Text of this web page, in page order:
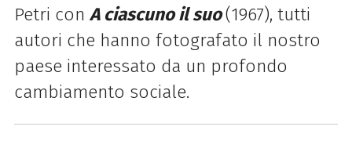
Petri con A ciascuno il suo(1967), tutti
autori che hanno fotografato il nostro
paese interessato da un profondo
cambiamento sociale.